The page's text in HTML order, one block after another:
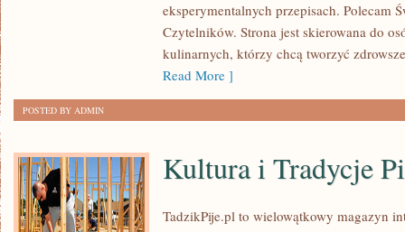
ZIOŁAMI
eksperymentalnych przepisach. Polecam
Czytelników. Strona jest skierowana do
kulinarnych, którzy chcą tworzyć
Read More ]
POSTED BY ADMIN
Kultura i Tradycje
TadzikPije.pl to wielowątkowy magazyn